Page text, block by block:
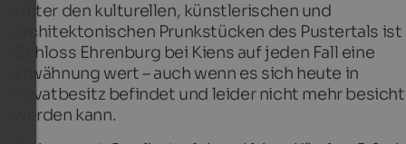
Unter den kulturellen, künstlerischen und
architektonischen Prunkstücken des Pustertals ist
Schloss Ehrenburg bei Kiens auf jeden Fall eine
Erwähnung wert – auch wenn es sich heute in
Privatbesitz befindet und leider nicht mehr
werden kann.